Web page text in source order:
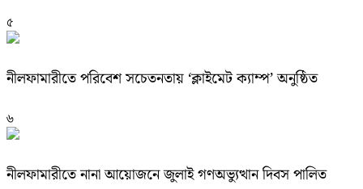
৫
নীলফামারীতে পরিবেশ সচেতনতায় ‘ক্লাইমেট ক্যাম্প’ অনুষ্ঠিত
৬
নীলফামারীতে নানা আয়োজনে জুলাই গণঅভ্যুত্থান দিবস পালিত